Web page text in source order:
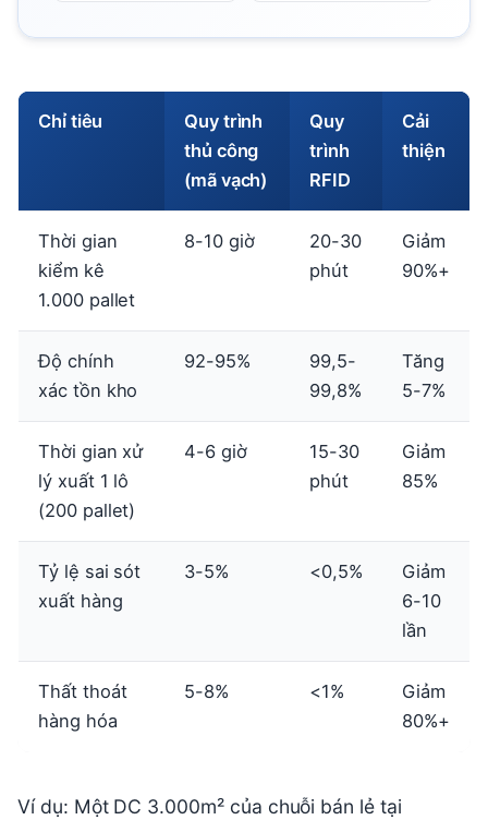
Chỉ tiêu
Quy trình
thủ công
(mã vạch)
Quy
trình
RFID
Cải
thiện
Thời gian
kiểm kê
1.000 pallet
8-10 giờ
20-30
phút
Giảm
90%+
Độ chính
xác tồn kho
92-95%
99,5-
99,8%
Tăng
5-7%
Thời gian xử
lý xuất 1 lô
(200 pallet)
4-6 giờ
15-30
phút
Giảm
85%
Tỷ lệ sai sót
xuất hàng
3-5% <0,5%
Giảm
6-10
lần
Thất thoát
hàng hóa
5-8% <1%
Giảm
80%+
Ví dụ: Một DC 3.000m² của chuỗi bán lẻ tại